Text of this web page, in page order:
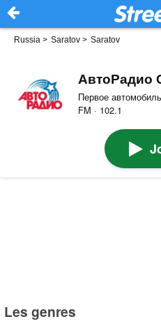
Russia > Saratov > Saratov
АвтоРадио
Первое
FM · 102.1
Les genres